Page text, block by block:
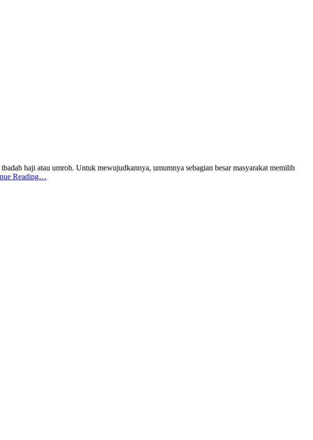
haji atau umroh. Untuk mewujudkannya, umumnya sebagian besar masyarakat memilih
Reading…